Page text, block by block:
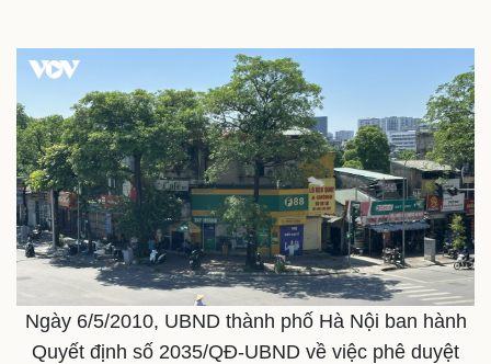
Ngày 6/5/2010, UBND thành phố Hà Nội ban hành
Quyết định số 2035/QĐ-UBND về việc phê duyệt